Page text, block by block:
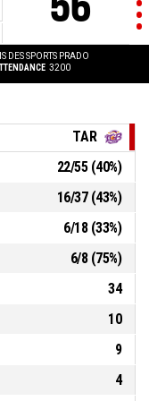
DES SPORTS PRADO
3200
TAR
22/55(40%)
16/37(43%)
6/18(33%)
6/8(75%)
34
10
9
4